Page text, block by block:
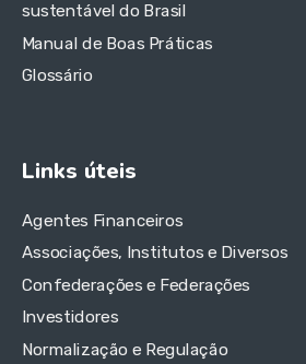
sustentável do Brasil
Manual de Boas Práticas
Glossário
Links úteis
Agentes Financeiros
Associações, Institutos e Diversos
Confederações e Federações
Investidores
Normalização e Regulação